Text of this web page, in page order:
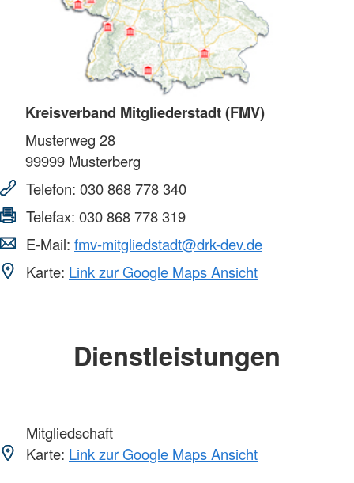
Kreisverband Mitgliederstadt (FMV)
Musterweg 28
99999 Musterberg
Telefon: 030 868 778 340
Telefax: 030 868 778 319
E-Mail: fmv-mitgliedstadt@drk-dev.de
Karte: Link zur Google Maps Ansicht
Dienstleistungen
Mitgliedschaft
Karte: Link zur Google Maps Ansicht